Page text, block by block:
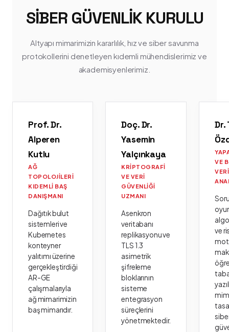
SIBER GÜVENLIK KURULU
Altyapı mimarimizin kararlılık, hız ve siber savunma
protokollerini denetleyen kıdemli mühendislerimiz ve
akademisyenlerimiz.
Prof. Dr.
Alperen
Kutlu
AĞ
TOPOLOJILERI
KIDEMLI BAŞ
DANIŞMANI
Dağıtık bulut
sistemleri ve
Kubernetes
konteyner
yalıtımı üzerine
gerçekleştirdiği
AR-GE
çalışmalarıyla
ağ mimarimizin
baş mimarıdır.
Doç. Dr.
Yasemin
Yalçınkaya
KRIPTOGRAFI
VE VERI
GÜVENLIĞI
UZMANI
Asenkron
veritabanı
replikasyonu ve
TLS 1.3
asimetrik
şifreleme
bloklarının
sisteme
entegrasyon
süreçlerini
yönetmektedir.
Dr.
VE
VERI
ve